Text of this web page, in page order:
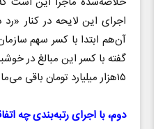
اجرای این لایحه در کنار
آن‌هم ابتدا با کسر سهم
گفته با کسر این مبالغ در
۱۵هزار میلیارد تومان باقی می‌ماند.
دوم، با اجرای رتبه‌بندی چه